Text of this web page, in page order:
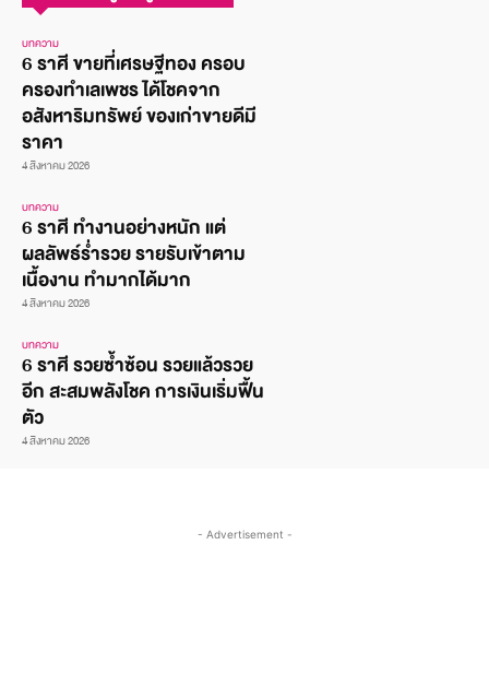
บทความ
6 ราศี ขายที่เศรษฐีทอง ครอบ
ครองทำเลเพชร ได้โชคจาก
อสังหาริมทรัพย์ ของเก่าขายดีมี
ราคา
4 สิงหาคม 2026
บทความ
6 ราศี ทำงานอย่างหนัก แต่
ผลลัพธ์ร่ำรวย รายรับเข้าตาม
เนื้องาน ทำมากได้มาก
4 สิงหาคม 2026
บทความ
6 ราศี รวยซ้ำซ้อน รวยแล้วรวย
อีก สะสมพลังโชค การเงินเริ่มฟื้น
ตัว
4 สิงหาคม 2026
- Advertisement -